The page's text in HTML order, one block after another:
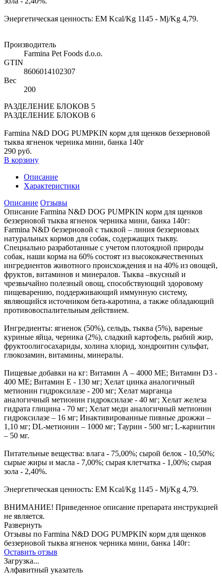
Энергетическая ценность: EM Kcal/Kg 1145 - Mj/Kg 4,79.
Производитель
Farmina Pet Foods d.o.о.
GTIN
8606014102307
Вес
200
РАЗДЕЛЕНИЕ БЛОКОВ 5
РАЗДЕЛЕНИЕ БЛОКОВ 6
Farmina N&D DOG PUMPKIN корм для щенков беззерновой
тыква ягненок черника мини, банка 140г
290 руб.
В корзину
Описание
Характеристики
Описание Отзывы
Описание Farmina N&D DOG PUMPKIN корм для щенков
беззерновой тыква ягненок черника мини, банка 140г:
Farmina N&D беззерновой с тыквой – линия беззерновых
натуральных кормов для собак, содержащих тыкву.
Специально разработанные с учетом плотоядной природы
собак, наши корма на 60% состоят из высококачественных
ингредиентов животного происхождения и на 40% из овощей,
фруктов, витаминов и минералов. Тыква –вкусный и
чрезвычайно полезный овощ, способствующий здоровому
пищеварению, поддерживающий иммунную систему,
являющийся источником бета-каротина, а также обладающий
противовоспалительным действием.
Ингредиенты: ягненок (50%), сельдь, тыква (5%), вареные
куриные яйца, черника (2%), сладкий картофель, рыбий жир,
фруктоолигосахариды, холина хлорид, хондроитин сульфат,
глюкозамин, витамины, минералы.
Пищевые добавки на кг: Витамин А – 4000 МЕ; Витамин D3 -
400 МЕ; Витамин Е - 130 мг; Хелат цинка аналогичный
метионин гидроксилазе - 200 мг; Хелат марганца
аналогичный метионин гидроксилазе - 40 мг; Хелат железа
гидрата глицина - 70 мг; Хелат меди аналогичный метионин
гидроксилазе – 16 мг; Инактивированные пивные дрожжи –
1,10 мг; DL-метионин – 1000 мг; Таурин - 500 мг; L-карнитин
– 50 мг.
Питательные вещества: влага - 75,00%; сырой белок - 10,50%;
сырые жиры и масла - 7,00%; сырая клетчатка - 1,00%; сырая
зола - 2,40%.
Энергетическая ценность: EM Kcal/Kg 1145 - Mj/Kg 4,79.
ВНИМАНИЕ! Приведенное описание препарата инструкцией
не является.
Развернуть
Отзывы по Farmina N&D DOG PUMPKIN корм для щенков
беззерновой тыква ягненок черника мини, банка 140г:
Оставить отзыв
Загрузка...
Алфавитный указатель